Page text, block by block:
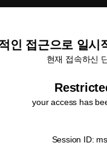
인 접근으로 일시
현재 접속하신
your access has
Session ID: